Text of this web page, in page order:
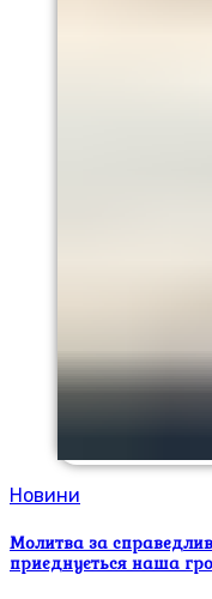
Новини
Молитва за
приєднується наша